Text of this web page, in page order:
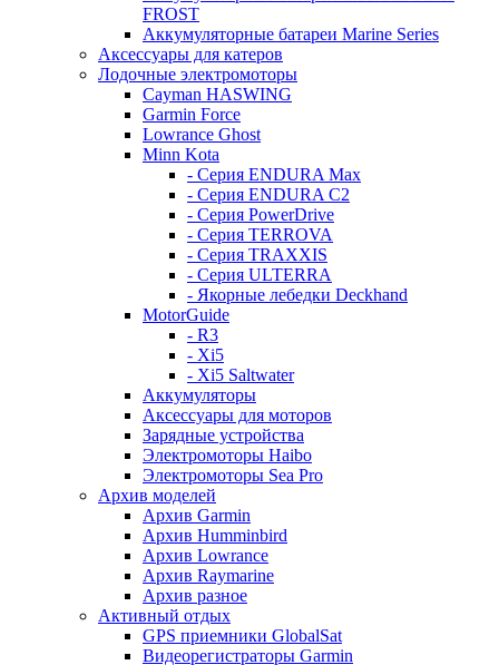
FROST
Аккумуляторные батареи Marine Series
Аксессуары для катеров
Лодочные электромоторы
Cayman HASWING
Garmin Force
Lowrance Ghost
Minn Kota
- Серия ENDURA Max
- Серия ENDURA C2
- Серия PowerDrive
- Серия TERROVA
- Серия TRAXXIS
- Серия ULTERRA
- Якорные лебедки Deckhand
MotorGuide
- R3
- Xi5
- Xi5 Saltwater
Аккумуляторы
Аксессуары для моторов
Зарядные устройства
Электромоторы Haibo
Электромоторы Sea Pro
Архив моделей
Архив Garmin
Архив Humminbird
Архив Lowrance
Архив Raymarine
Архив разное
Активный отдых
GPS приемники GlobalSat
Видеорегистраторы Garmin